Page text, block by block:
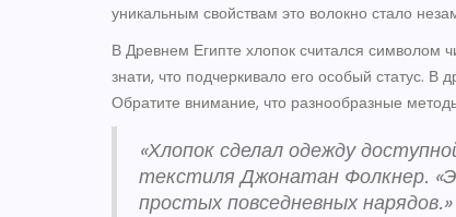
уникальным свойствам это волокно стало
В Древнем Египте хлопок считался символом
знати, что подчеркивало его особый статус.
Обратите внимание, что разнообразные
«Хлопок сделал одежду
текстиля Джонатан Фолкнер.
простых повседневных нарядов.»